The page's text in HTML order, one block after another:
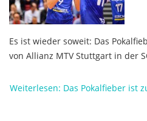
Es ist wieder soweit: Das
von Allianz MTV Stuttgart in der
Weiterlesen: Das Pokalfieber ist